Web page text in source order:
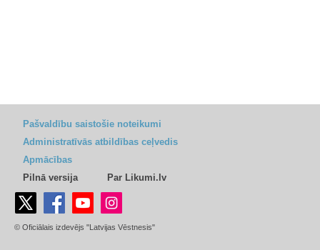
Pašvaldību saistošie noteikumi
Administratīvās atbildības ceļvedis
Apmācības
Pilnā versija
Par Likumi.lv
© Oficiālais izdevējs "Latvijas Vēstnesis"